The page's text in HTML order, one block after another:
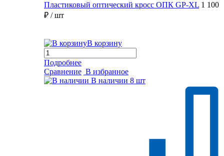
Пластиковый оптический кросс ОПК GP-XL 1 100
₽ / шт
В корзину
Подробнее
Сравнение В избранное
В наличии 8 шт